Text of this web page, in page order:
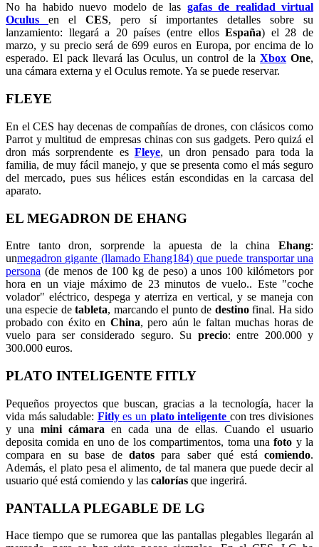
No ha habido nuevo modelo de las gafas de realidad virtual
Oculus
en el CES, pero sí importantes detalles sobre su
lanzamiento: llegará a 20 países (entre ellosEspaña) el 28 de
marzo, y su precio será de 699 euros en Europa, por encima de lo
esperado. El pack llevará las Oculus, un control de laXbox One,
una cámara externa y el Oculus remote. Ya se puede reservar.
FLEYE
En el CES hay decenas de compañías de drones, con clásicos como
Parrot y multitud de empresas chinas con sus gadgets. Pero quizá el
dron más sorprendente es Fleye, un dron pensado para toda la
familia, de muy fácil manejo, y que se presenta como el más seguro
del mercado, pues sus hélices están escondidas en la carcasa del
aparato.
EL MEGADRON DE EHANG
Entre tanto dron, sorprende la apuesta de la china Ehang:
unmegadron gigante (llamado Ehang184) que puede transportar una
persona (de menos de 100 kg de peso) a unos 100 kilómetors por
hora en un viaje máximo de 23 minutos de vuelo.. Este "coche
volador" eléctrico, despega y aterriza en vertical, y se maneja con
una especie detableta, marcando el punto de destinofinal. Ha sido
probado con éxito en China, pero aún le faltan muchas horas de
vuelo para ser considerado seguro. Su precio: entre 200.000 y
300.000 euros.
PLATO INTELIGENTE FITLY
Pequeños proyectos que buscan, gracias a la tecnología, hacer la
vida más saludable: Fitlyes un plato inteligente con tres divisiones
y una mini cámara en cada una de ellas. Cuando el usuario
deposita comida en uno de los compartimentos, toma unafoto y la
compara en su base de datos para saber qué está comiendo.
Además, el plato pesa el alimento, de tal manera que puede decir al
usuario qué está comiendo y las calorías que ingerirá.
PANTALLA PLEGABLE DE LG
Hace tiempo que se rumorea que las pantallas plegables llegarán al